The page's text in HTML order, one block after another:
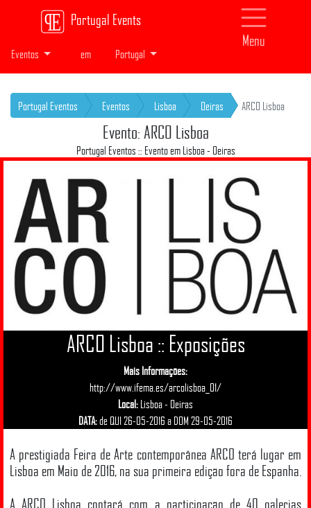
Portugal Events
Menu
Eventos em Portugal
Portugal Eventos Eventos Lisboa Oeiras ARCO Lisboa
Evento: ARCO Lisboa
Portugal Eventos :: Evento em Lisboa - Oeiras
ARCO Lisboa :: Exposições
Mais Informações:
http://www.ifema.es/arcolisboa_01/
Local: Lisboa - Oeiras
DATA:de QUI 26-05-2016 a DOM 29-05-2016
A prestigiada Feira de Arte contemporânea ARCO terá lugar em
Lisboa em Maio de 2016, na sua primeira edição fora de Espanha.
A ARCO Lisboa contará com a participação de 40 galerias